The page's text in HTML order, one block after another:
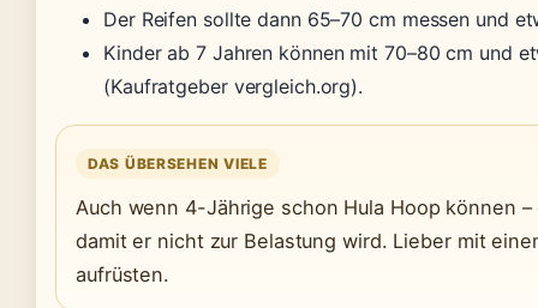
Der Reifen sollte dann 65–70 cm messen und
Kinder ab 7 Jahren können mit 70–80 cm und
(Kaufratgeber vergleich.org).
DAS ÜBERSEHEN VIELE
Auch wenn 4-Jährige schon Hula Hoop können
damit er nicht zur Belastung wird. Lieber mit
aufrüsten.